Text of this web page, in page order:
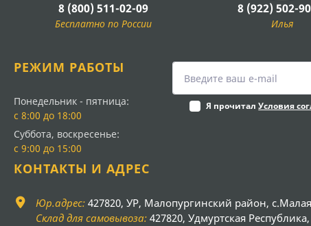
8 (800) 511-02-09
Бесплатно по России
8 (922) 502-
Илья
РЕЖИМ РАБОТЫ
Понедельник - пятница:
с 8:00 до 18:00
Суббота, воскресенье:
с 9:00 до 15:00
Я прочиталУсловия
КОНТАКТЫ И АДРЕС
Юр.адрес: 427820, УР, Малопургинский район,
Склад для самовывоза: 427820, Удмуртская